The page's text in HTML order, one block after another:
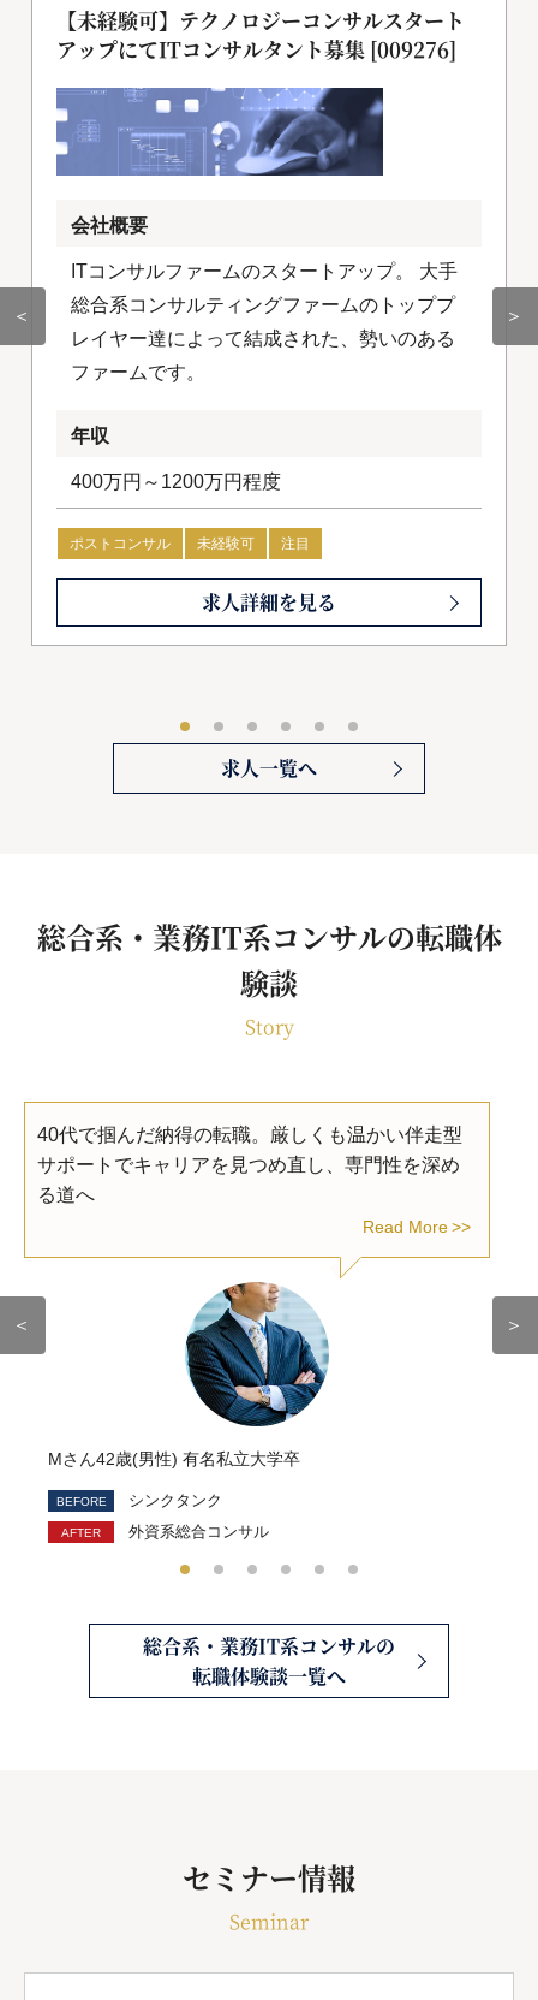
＜
【未経験可】テクノロジーコンサルスタート
アップにてITコンサルタント募集 [009276]
会社概要
ITコンサルファームのスタートアップ。 大手
総合系コンサルティングファームのトッププ
レイヤー達によって結成された、勢いのある
ファームです。
年収
400万円～1200万円程度
ポストコンサル 未経験可 注目
求人詳細を見る
＞
求人一覧へ
総合系・業務IT系コンサルの転職体
験談
Story
＜
40代で掴んだ納得の転職。厳しくも温かい伴走型
サポートでキャリアを見つめ直し、専門性を深め
る道へ
Read More
Mさん42歳(男性) 有名私立大学卒
シンクタンク
外資系総合コンサル
＞
総合系・業務IT系コンサルの
転職体験談一覧へ
セミナー情報
Seminar